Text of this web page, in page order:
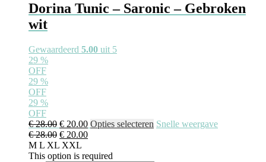
Dorina Tunic – Saronic – Gebroken
wit
Gewaardeerd 5.00 uit 5
29 %
OFF
29 %
OFF
29 %
OFF
€28.00 € 20.00 Opties selecteren Snelle weergave
€28.00 € 20.00
M L XL XXL
This option is required